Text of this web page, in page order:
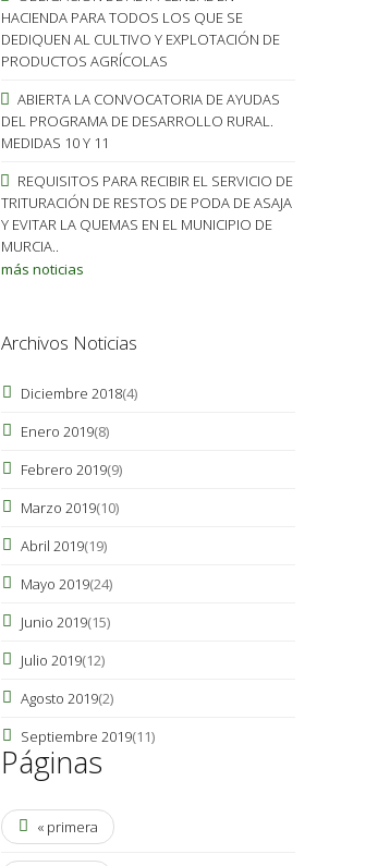
HACIENDA PARA TODOS LOS QUE SE
DEDIQUEN AL CULTIVO Y EXPLOTACIÓN DE
PRODUCTOS AGRÍCOLAS
ABIERTA LA CONVOCATORIA DE AYUDAS
DEL PROGRAMA DE DESARROLLO RURAL.
MEDIDAS 10 Y 11
REQUISITOS PARA RECIBIR EL SERVICIO DE
TRITURACIÓN DE RESTOS DE PODA DE ASAJA
Y EVITAR LA QUEMAS EN EL MUNICIPIO DE
MURCIA..
más noticias
Archivos Noticias
Diciembre 2018(4)
Enero 2019(8)
Febrero 2019(9)
Marzo 2019(10)
Abril 2019(19)
Mayo 2019(24)
Junio 2019(15)
Julio 2019(12)
Agosto 2019(2)
Septiembre 2019(11)
Páginas
« primera